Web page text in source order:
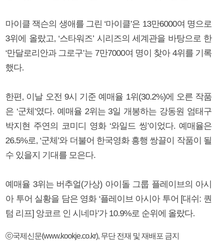
마이클 잭슨의 생애를 그린 ‘마이클’은 13만6000여 명으로
3위에 올랐고, ‘스타워즈’ 시리즈의 세계관을 바탕으로 한
‘만달로리안과 그로구’는 7만7000여 명이 찾아 4위를 기록
했다.
한편, 이날 오전 9시 기준 예매율 1위(30.2%)에 오른 작품
은 ‘군체’였다. 예매율 2위는 3일 개봉하는 강동원 엄태구
박지현 주연의 코미디 영화 ‘와일드 씽’이었다. 예매율은
26.5%로, ‘군체’와 더불어 한국영화 흥행 쌍끌이 작품이 될
수 있을지 기대를 모은다.
예매율 3위는 버추얼(가상) 아이돌 그룹 플레이브의 아시
아 투어 실황을 담은 영화 ‘플레이브 아시아 투어 [대쉬: 퀀
텀 리프] 앙코르 인 시네마’가 10.9%로 순위에 올랐다.
ⓒ국제신문(www.kookje.co.kr), 무단 전재 및 재배포 금지